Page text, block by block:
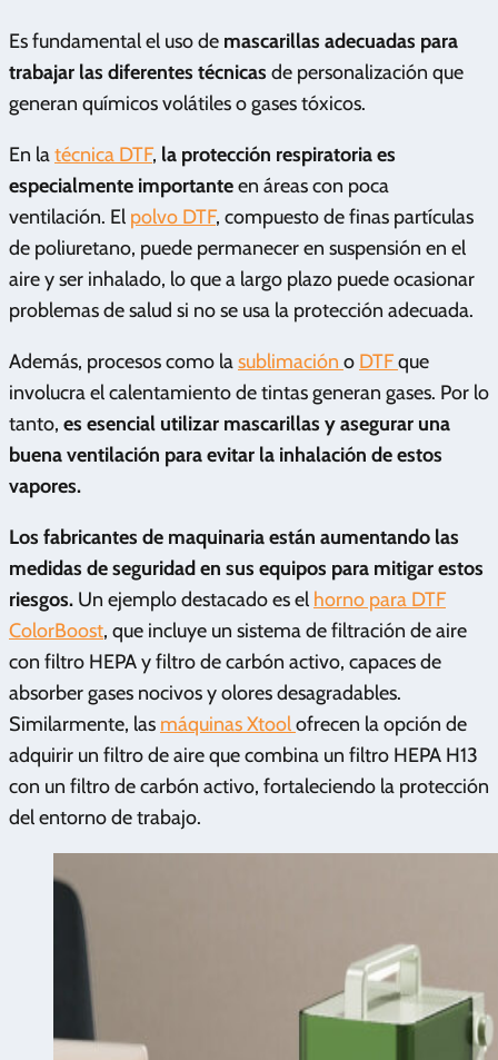
Es fundamental el uso de mascarillas adecuadas para
trabajar las diferentes técnicas de personalización que
generan químicos volátiles o gases tóxicos.
En latécnica DTF, la protección respiratoria es
especialmente importanteen áreas con poca
ventilación. El polvo DTF, compuesto de finas partículas
de poliuretano, puede permanecer en suspensión en el
aire y ser inhalado, lo que a largo plazo puede ocasionar
problemas de salud si no se usa la protección adecuada.
Además, procesos como lasublimación o DTFque
involucra el calentamiento de tintas generan gases. Por lo
tanto, es esencial utilizar mascarillas y asegurar una
buena ventilación para evitar la inhalación de estos
vapores.
Los fabricantes de maquinaria están aumentando las
medidas de seguridad en sus equipos para mitigar estos
riesgos. Un ejemplo destacado es el horno para DTF
ColorBoost, que incluye un sistema de filtración de aire
con filtro HEPA y filtro de carbón activo, capaces de
absorber gases nocivos y olores desagradables.
Similarmente, las máquinas Xtoolofrecen la opción de
adquirir un filtro de aire que combina un filtro HEPA H13
con un filtro de carbón activo, fortaleciendo la protección
del entorno de trabajo.